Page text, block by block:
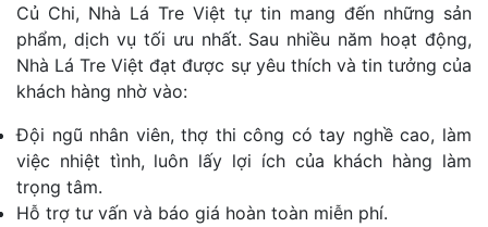
Củ Chi, Nhà Lá Tre Việt tự tin mang đến những sản
phẩm, dịch vụ tối ưu nhất. Sau nhiều năm hoạt động,
Nhà Lá Tre Việt đạt được sự yêu thích và tin tưởng của
khách hàng nhờ vào:
Đội ngũ nhân viên, thợ thi công có tay nghề cao, làm
việc nhiệt tình, luôn lấy lợi ích của khách hàng làm
trọng tâm.
Hỗ trợ tư vấn và báo giá hoàn toàn miễn phí.